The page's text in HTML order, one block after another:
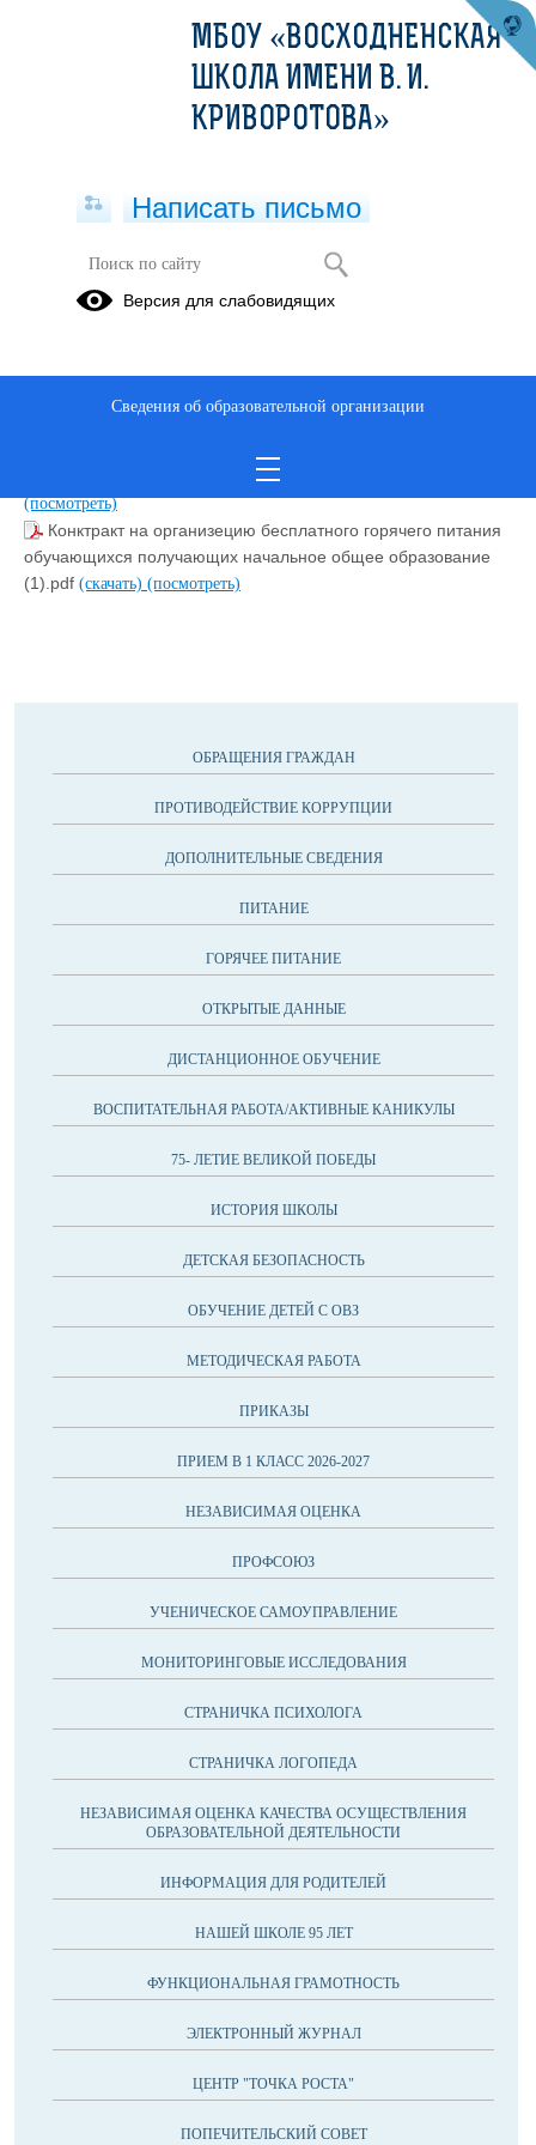
ЦОС
отдельных категорий обучающихся (2).pdf
(посмотреть)
Конктракт на организецию бесплатного горячего питания
обучающихся получающих начальное общее образование
(1).pdf (скачать) (посмотреть)
ОБРАЩЕНИЯ ГРАЖДАН
ПРОТИВОДЕЙСТВИЕ КОРРУПЦИИ
ДОПОЛНИТЕЛЬНЫЕ СВЕДЕНИЯ
ПИТАНИЕ
ГОРЯЧЕЕ ПИТАНИЕ
ОТКРЫТЫЕ ДАННЫЕ
ДИСТАНЦИОННОЕ ОБУЧЕНИЕ
ВОСПИТАТЕЛЬНАЯ РАБОТА/АКТИВНЫЕ КАНИКУЛЫ
75- ЛЕТИЕ ВЕЛИКОЙ ПОБЕДЫ
ИСТОРИЯ ШКОЛЫ
ДЕТСКАЯ БЕЗОПАСНОСТЬ
ОБУЧЕНИЕ ДЕТЕЙ С ОВЗ
МЕТОДИЧЕСКАЯ РАБОТА
ПРИКАЗЫ
ПРИЕМ В 1 КЛАСС 2026-2027
НЕЗАВИСИМАЯ ОЦЕНКА
ПРОФСОЮЗ
УЧЕНИЧЕСКОЕ САМОУПРАВЛЕНИЕ
МОНИТОРИНГОВЫЕ ИССЛЕДОВАНИЯ
СТРАНИЧКА ПСИХОЛОГА
СТРАНИЧКА ЛОГОПЕДА
НЕЗАВИСИМАЯ ОЦЕНКА КАЧЕСТВА ОСУЩЕСТВЛЕНИЯ
ОБРАЗОВАТЕЛЬНОЙ ДЕЯТЕЛЬНОСТИ
ИНФОРМАЦИЯ ДЛЯ РОДИТЕЛЕЙ
НАШЕЙ ШКОЛЕ 95 ЛЕТ
ФУНКЦИОНАЛЬНАЯ ГРАМОТНОСТЬ
ЭЛЕКТРОННЫЙ ЖУРНАЛ
ЦЕНТР "ТОЧКА РОСТА"
ПОПЕЧИТЕЛЬСКИЙ СОВЕТ
МБОУ «ВОСХОДНЕНСКАЯ
ШКОЛА ИМЕНИ В. И.
КРИВОРОТОВА»
Написать письмо
Версия для слабовидящих
Сведения об образовательной организации